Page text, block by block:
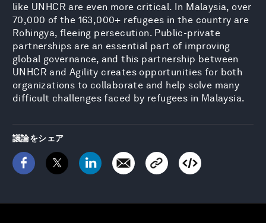
like UNHCR are even more critical. In Malaysia, over
70,000 of the 163,000+ refugees in the country are
Rohingya, fleeing persecution. Public-private
partnerships are an essential part of improving
global governance, and this partnership between
UNHCR and Agility creates opportunities for both
organizations to collaborate and help solve many
difficult challenges faced by refugees in Malaysia.
議論をシェア